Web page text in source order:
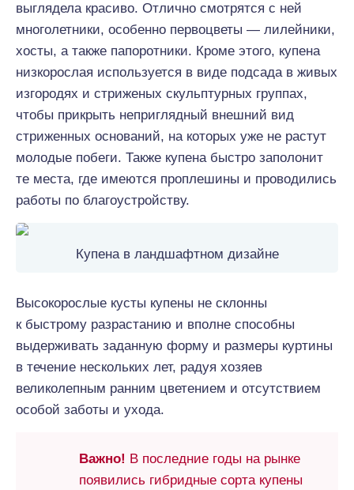
выглядела красиво. Отлично смотрятся с ней
многолетники, особенно первоцветы — лилейники,
хосты, а также папоротники. Кроме этого, купена
низкорослая используется в виде подсада в живых
изгородях и стриженых скульптурных группах,
чтобы прикрыть неприглядный внешний вид
стриженных оснований, на которых уже не растут
молодые побеги. Также купена быстро заполонит
те места, где имеются проплешины и проводились
работы по благоустройству.
Купена в ландшафтном дизайне
Высокорослые кусты купены не склонны
к быстрому разрастанию и вполне способны
выдерживать заданную форму и размеры куртины
в течение нескольких лет, радуя хозяев
великолепным ранним цветением и отсутствием
особой заботы и ухода.
Важно! В последние годы на рынке
появились гибридные сорта купены